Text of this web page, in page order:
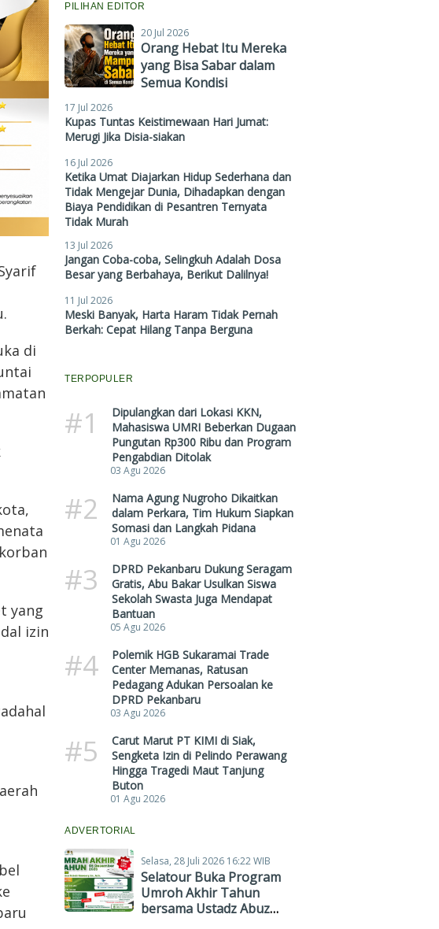
di
yang
izin
PILIHAN EDITOR
20 Jul 2026
Orang Hebat Itu Mereka
yang Bisa Sabar dalam
Semua Kondisi
17 Jul 2026
Kupas Tuntas Keistimewaan Hari Jumat:
Merugi Jika Disia-siakan
16 Jul 2026
Ketika Umat Diajarkan Hidup Sederhana dan
Tidak Mengejar Dunia, Dihadapkan dengan
Biaya Pendidikan di Pesantren Ternyata
Tidak Murah
13 Jul 2026
Jangan Coba-coba, Selingkuh Adalah Dosa
Besar yang Berbahaya, Berikut Dalilnya!
11 Jul 2026
Meski Banyak, Harta Haram Tidak Pernah
Berkah: Cepat Hilang Tanpa Berguna
TERPOPULER
#1
Dipulangkan dari Lokasi KKN,
Mahasiswa UMRI Beberkan Dugaan
Pungutan Rp300 Ribu dan Program
Pengabdian Ditolak
03 Agu 2026
#2
Nama Agung Nugroho Dikaitkan
dalam Perkara, Tim Hukum Siapkan
Somasi dan Langkah Pidana
01 Agu 2026
#3
DPRD Pekanbaru Dukung Seragam
Gratis, Abu Bakar Usulkan Siswa
Sekolah Swasta Juga Mendapat
Bantuan
05 Agu 2026
#4
Polemik HGB Sukaramai Trade
Center Memanas, Ratusan
Pedagang Adukan Persoalan ke
DPRD Pekanbaru
03 Agu 2026
#5
Carut Marut PT KIMI di Siak,
Sengketa Izin di Pelindo Perawang
Hingga Tragedi Maut Tanjung
Buton
01 Agu 2026
ADVERTORIAL
Selasa, 28 Juli 2026 16:22 WIB
Selatour Buka Program
Umroh Akhir Tahun
bersama Ustadz Abuz